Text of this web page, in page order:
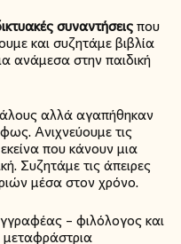
συναντήσειςπου
και συζητάμε βιβλία
ανάμεσα στην παιδική
αλλά αγαπήθηκαν
Ανιχνεύουμε τις
που κάνουν μια
Συζητάμε τις άπειρες
μέσα στον χρόνο.
– φιλόλογος και